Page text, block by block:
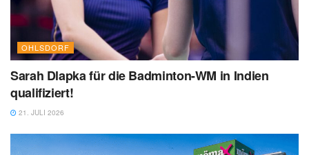
OHLSDORF
Sarah Dlapka für die Badminton-WM in Indien
qualifiziert!
21. JULI 2026